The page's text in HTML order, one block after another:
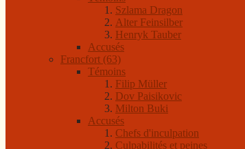
Szlama Dragon
Alter Feinsilber
Henryk Tauber
Accusés
Francfort (63)
Témoins
Filip Müller
Dov Paisikovic
Milton Buki
Accusés
Chefs d'inculpation
Culpabilités et peines